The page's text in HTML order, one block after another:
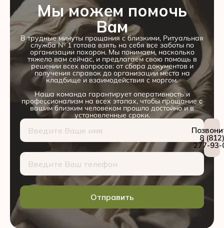
Мы можем помочь
Вам
В трудные минуты прощания с близкими, Ритуальная
служба № 1 готова взять на себя все заботы по
организации похорон. Мы понимаем, насколько
тяжело вам сейчас, и предлагаем свою помощь в
решении всех вопросов: от сбора документов и
получения справок до организации места на
кладбище и взаимодействия с моргом.
Наша команда гарантирует оперативность и
профессионализм на всех этапах, чтобы прощание с
вашим близким человеком прошло достойно и в
установленные сроки.
Отправить
8 (812)
277-93-